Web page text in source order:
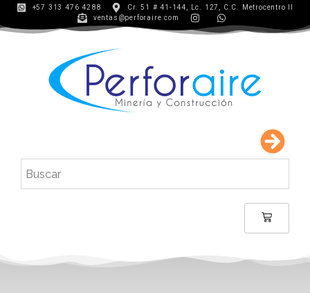
+57 313 476 4288
Cr. 51 # 41-144, Lc. 127, C.C. Metrocentro II
ventas@perforaire.com